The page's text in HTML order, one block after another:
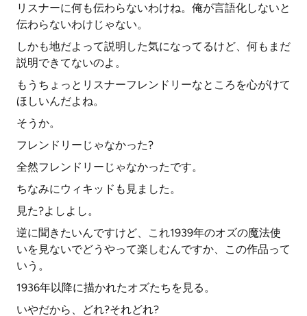
リスナーに何も伝わらないわけね。俺が言語化しないと
伝わらないわけじゃない。
しかも地だよって説明した気になってるけど、何もまだ
説明できてないのよ。
もうちょっとリスナーフレンドリーなところを心がけて
ほしいんだよね。
そうか。
フレンドリーじゃなかった?
全然フレンドリーじゃなかったです。
ちなみにウィキッドも見ました。
見た?よしよし。
逆に聞きたいんですけど、これ1939年のオズの魔法使
いを見ないでどうやって楽しむんですか、この作品って
いう。
1936年以降に描かれたオズたちを見る。
いやだから、どれ?それどれ?